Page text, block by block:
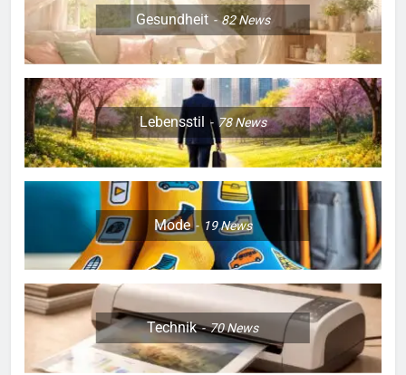
Gesundheit 82News
Lebensstil 78News
Mode 19News
Technik 70News